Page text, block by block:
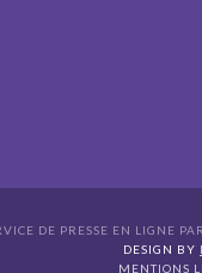
DE PRESSE EN LIGNE
DESIGN BY
MENTIONS